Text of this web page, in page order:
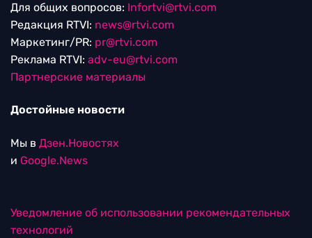
Для общих вопросов: Infortvi@rtvi.com
Редакция RTVI: news@rtvi.com
Маркетинг/PR: pr@rtvi.com
Реклама RTVI: adv-eu@rtvi.com
Партнерские материалы
Достойные новости
Мы в Дзен.Новостях
и Google.News
Уведомление об использовании рекомендательных
технологий